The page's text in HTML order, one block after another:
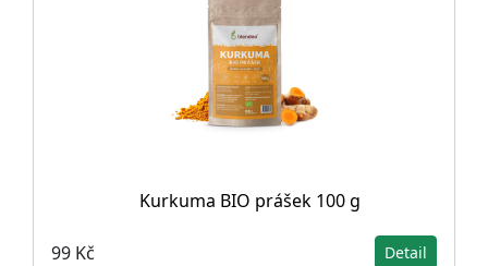
Kurkuma BIO prášek 100 g
99 Kč Detail